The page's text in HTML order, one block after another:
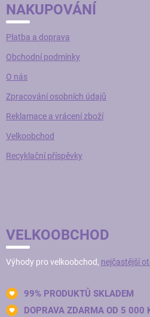
NAKUPOVÁNÍ
Platba a doprava
Obchodní podmínky
O nás
Zpracování osobních údajů
Reklamace a vrácení zboží
Velkoobchod
Recyklační příspěvky
VELKOOBCHOD
Výhody pro velkoobchod, nejčastější
99% PRODUKTŮ SKLADEM
DOPRAVA ZDARMA OD 5 000